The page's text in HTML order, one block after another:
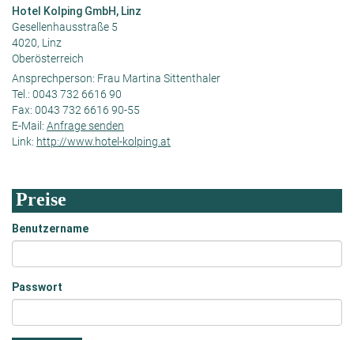
Hotel Kolping GmbH, Linz
Gesellenhausstraße 5
4020, Linz
Oberösterreich
Ansprechperson: Frau Martina Sittenthaler
Tel.: 0043 732 6616 90
Fax: 0043 732 6616 90-55
E-Mail: Anfrage senden
Link: http://www.hotel-kolping.at
Preise
Benutzername
Passwort